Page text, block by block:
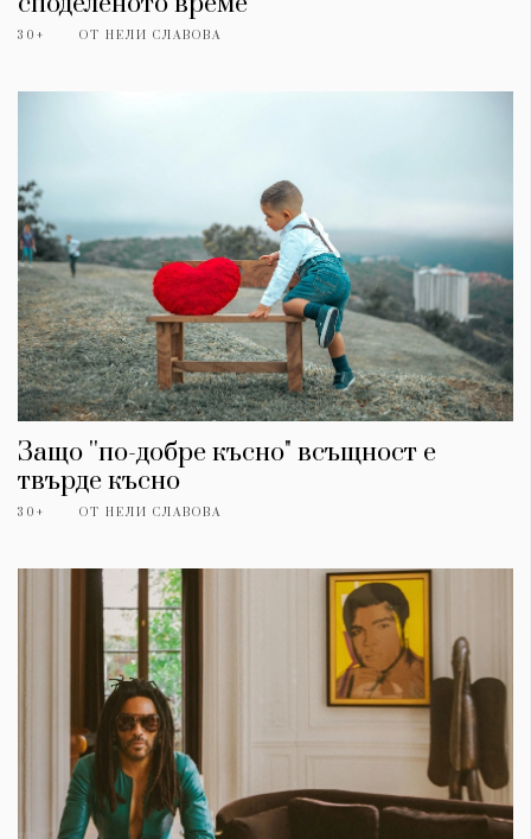
30+ ОТ НЕЛИ СЛАВОВА
Защо ''по-добре късно" всъщност е
твърде късно
30+ ОТ НЕЛИ СЛАВОВА